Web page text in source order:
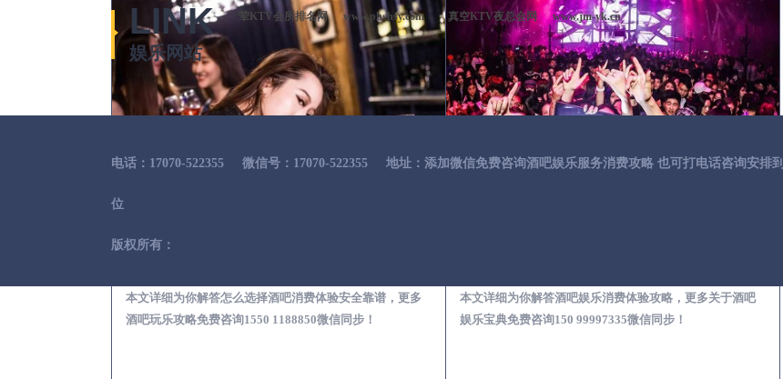
本文详细为你解答怎么选择酒吧消费体验安全靠谱，更多
酒吧玩乐攻略免费咨询1550 1188850微信同步！
本文详细为你解答酒吧娱乐消费体验攻略，更多关于酒吧
娱乐宝典免费咨询150 99997335微信同步！
LINK
娱乐网站
荤KTV会所排名网 www.phshsy.com 真空KTV夜总会网 www.jm-yk.cn
电话：17070-522355 微信号：17070-522355 地址：添加微信免费咨询酒吧娱乐服务消费攻略 也可打电话咨询安排到
位
版权所有：